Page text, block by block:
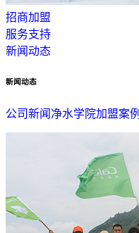
招商加盟
服务支持
新闻动态
新闻动态
公司新闻 净水学院加盟案例